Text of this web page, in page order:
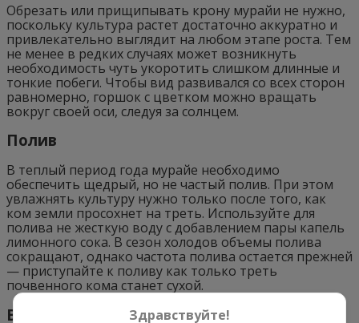
Обрезать или прищипывать крону мурайи не нужно,
поскольку культура растет достаточно аккуратно и
привлекательно выглядит на любом этапе роста. Тем
не менее в редких случаях может возникнуть
необходимость чуть укоротить слишком длинные и
тонкие побеги. Чтобы вид развивался со всех сторон
равномерно, горшок с цветком можно вращать
вокруг своей оси, следуя за солнцем.
Полив
В теплый период года мурайе необходимо
обеспечить щедрый, но не частый полив. При этом
увлажнять культуру нужно только после того, как
ком земли просохнет на треть. Используйте для
полива не жесткую воду с добавлением пары капель
лимонного сока. В сезон холодов объемы полива
сокращают, однако частота полива остается прежней
— приступайте к поливу как только треть
почвенного кома станет сухой.
Влажность воздухаЗдравствуйте!